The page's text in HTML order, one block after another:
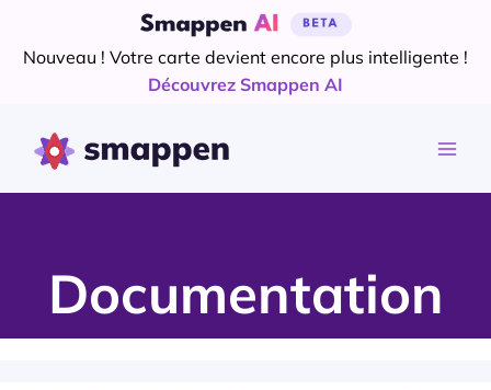
Nouveau ! Votre carte devient encore plus intelligente !
Découvrez Smappen AI
contenu
Documentation